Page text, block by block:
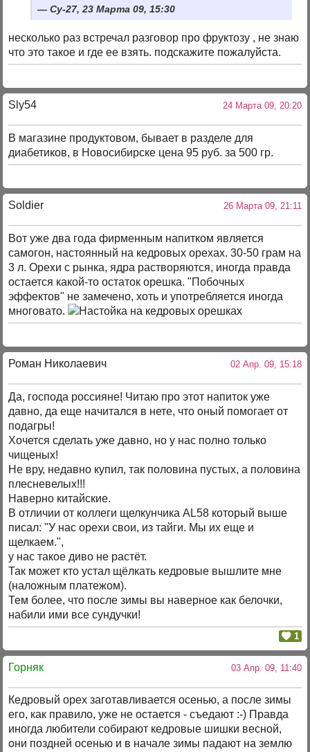
Су-27, 23 Марта 09, 15:30
несколько раз встречал разговор про фруктозу , не знаю
что это такое и где ее взять. подскажите пожалуйста.
Sly54 24 Марта 09, 20:20
В магазине продуктовом, бывает в разделе для
диабетиков, в Новосибирске цена 95 руб. за 500 гр.
Soldier 26 Марта 09, 21:11
Вот уже два года фирменным напитком является
самогон, настоянный на кедровых орехах. 30-50 грам на
3 л. Орехи с рынка, ядра растворяются, иногда правда
остается какой-то остаток орешка. "Побочных
эффектов" не замечено, хоть и употребляется иногда
многовато.
Роман Николаевич 02 Апр. 09, 15:18
Да, господа россияне! Читаю про этот напиток уже
давно, да еще начитался в нете, что оный помогает от
подагры!
Хочется сделать уже давно, но у нас полно только
чищеных!
Не вру, недавно купил, так половина пустых, а половина
плесневелых!!!
Наверно китайские.
В отличии от коллеги щелкунчика AL58 который выше
писал: "У нас орехи свои, из тайги. Мы их еще и
щелкаем.",
у нас такое диво не растёт.
Так может кто устал щёлкать кедровые вышлите мне
(наложным платежом).
Тем более, что после зимы вы наверное как белочки,
набили ими все сундучки!
1
Горняк 03 Апр. 09, 11:40
Кедровый орех заготавливается осенью, а после зимы
его, как правило, уже не остается - съедают :-) Правда
иногда любители собирают кедровые шишки весной,
они поздней осенью и в начале зимы падают на землю